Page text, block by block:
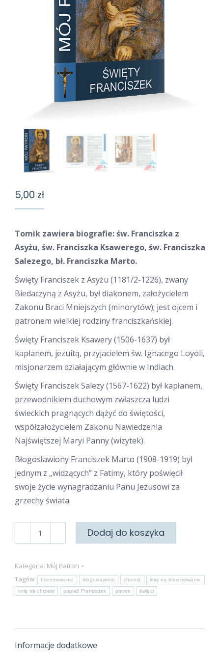
5,00 zł
Tomik zawiera biografie: św. Franciszka z
Asyżu, św. Franciszka Ksawerego, św. Franciszka
Salezego, bł. Franciszka Marto.
Święty Franciszek z Asyżu (1181/2-1226), zwany
Biedaczyną z Asyżu, był diakonem, założycielem
Zakonu Braci Mniejszych (minorytów); jest ojcem i
patronem wielkiej rodziny franciszkańskiej.
Święty Franciszek Ksawery (1506-1637) był
kapłanem, jezuitą, przyjacielem św. Ignacego Loyoli,
misjonarzem działającym głównie w Indiach.
Święty Franciszek Salezy (1567-1622) był kapłanem,
przewodnikiem duchowym zwłaszcza ludzi
świeckich pragnących dążyć do świętości,
współzałożycielem Zakonu Nawiedzenia
Najświętszej Maryi Panny (wizytek).
Błogosławiony Franciszek Marto (1908-1919) był
jednym z „widzących” z Fatimy, który poświęcił
swoje życie wynagradzaniu Panu Jezusowi za
grzechy świata.
Święty
Dodaj do koszyka
Kategoria: Mój Patron
Tagów:
bierzmowanie błogosławieni chrzest imię na bierzmowanie
imię na chrzest papież Franciszek patron święci
Informacje dodatkowe